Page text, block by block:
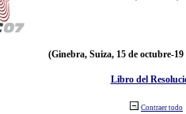
(Ginebra, Suiza, 15 de octubre-19
Libro del
Contraer todo